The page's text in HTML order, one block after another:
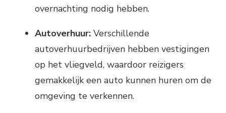
overnachting nodig hebben.
Autoverhuur: Verschillende
autoverhuurbedrijven hebben vestigingen
op het vliegveld, waardoor reizigers
gemakkelijk een auto kunnen huren om de
omgeving te verkennen.